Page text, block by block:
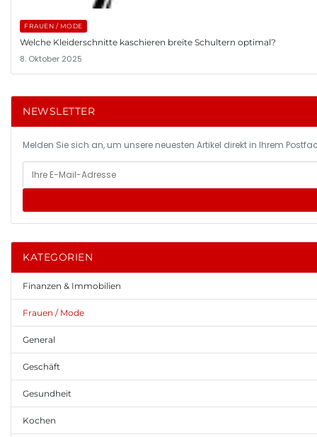
FRAUEN / MODE
Welche Kleiderschnitte kaschieren breite Schultern optimal?
8. Oktober 2025
NEWSLETTER
Melden Sie sich an, um unsere neuesten Artikel direkt in Ihrem
KATEGORIEN
Finanzen & Immobilien
Frauen / Mode
General
Geschäft
Gesundheit
Kochen